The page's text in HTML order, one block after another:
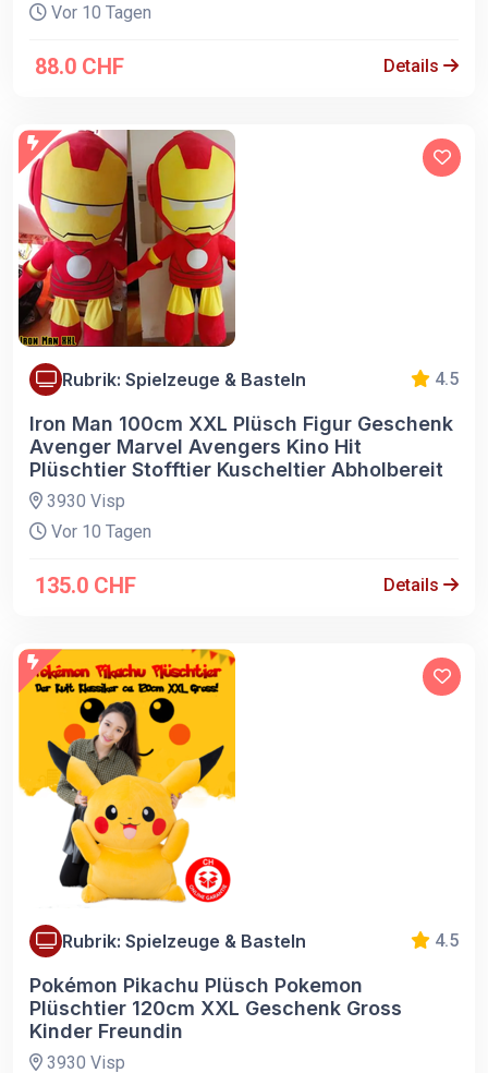
Vor 10 Tagen
88.0 CHF Details
Rubrik: Spielzeuge & Basteln 4.5
Iron Man 100cm XXL Plüsch Figur Geschenk
Avenger Marvel Avengers Kino Hit
Plüschtier Stofftier Kuscheltier Abholbereit
3930 Visp
Vor 10 Tagen
135.0 CHF Details
Rubrik: Spielzeuge & Basteln 4.5
Pokémon Pikachu Plüsch Pokemon
Plüschtier 120cm XXL Geschenk Gross
Kinder Freundin
3930 Visp